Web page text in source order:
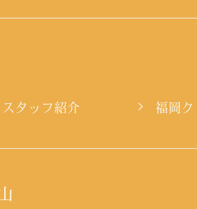
タッフ紹介 福岡